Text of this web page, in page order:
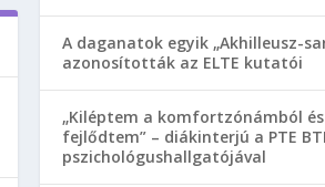
A daganatok egyik „Akhilleusz-
azonosították az ELTE kutatói
„Kiléptem a komfortzónámból és
fejlődtem” – diákinterjú a PTE
pszichológushallgatójával